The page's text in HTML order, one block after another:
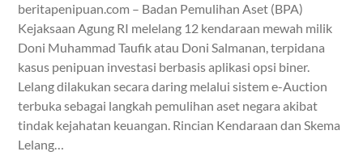
beritapenipuan.com – Badan Pemulihan Aset (BPA)
Kejaksaan Agung RI melelang 12 kendaraan mewah milik
Doni Muhammad Taufik atau Doni Salmanan, terpidana
kasus penipuan investasi berbasis aplikasi opsi biner.
Lelang dilakukan secara daring melalui sistem e-Auction
terbuka sebagai langkah pemulihan aset negara akibat
tindak kejahatan keuangan. Rincian Kendaraan dan Skema
Lelang…